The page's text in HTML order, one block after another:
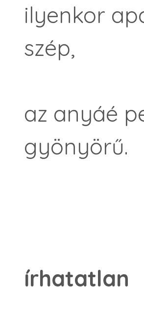
ilyenkor
szép,
az anyáé
gyönyörű.
írhatatlan